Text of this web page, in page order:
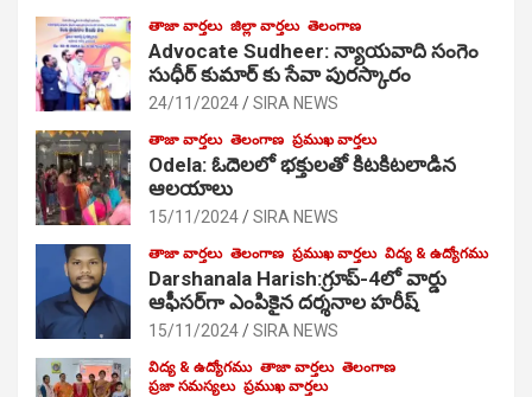
తాజా వార్తలు జిల్లా వార్తలు తెలంగాణ
Advocate Sudheer: న్యాయవాది సంగెం
సుధీర్ కుమార్ కు సేవా పురస్కారం
24/11/2024 SIRA NEWS
తాజా వార్తలు తెలంగాణ ప్రముఖ వార్తలు
Odela: ఓదెల‌లో భక్తులతో కిటకిటలాడిన
ఆల‌యాలు
15/11/2024 SIRA NEWS
తాజా వార్తలు తెలంగాణ ప్రముఖ వార్తలు విద్య & ఉద్యోగము
Darshanala Harish:గ్రూప్-4లో వార్డు
ఆఫీసర్‌గా ఎంపికైన దర్శనాల హరీష్
15/11/2024 SIRA NEWS
విద్య & ఉద్యోగము తాజా వార్తలు తెలంగాణ
ప్రజా సమస్యలు ప్రముఖ వార్తలు